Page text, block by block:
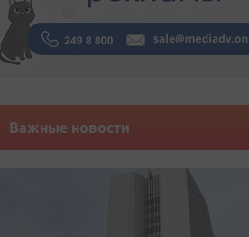
Важные новости